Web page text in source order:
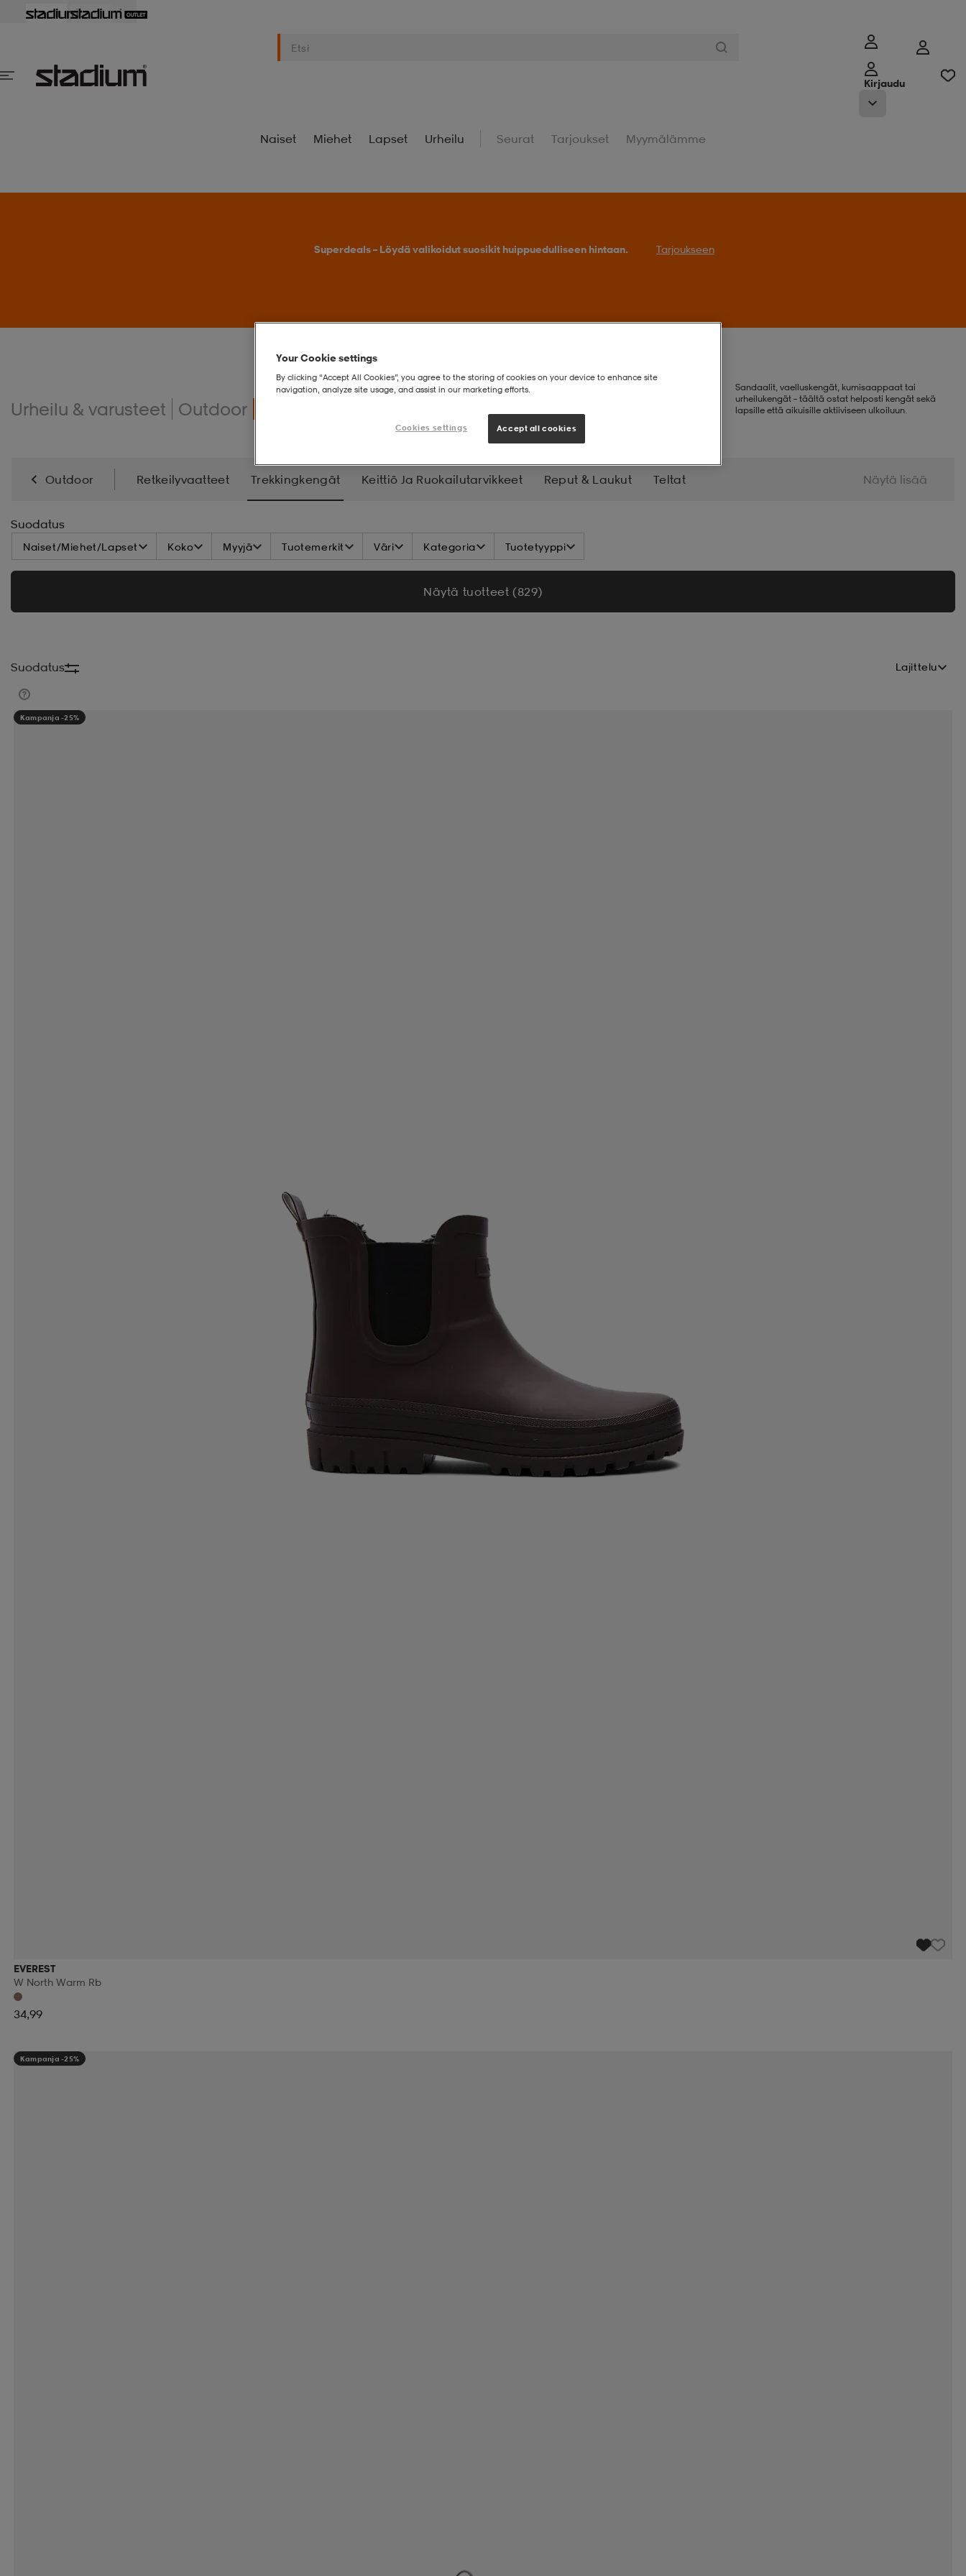
Kirjaudu
Naiset Miehet Lapset Urheilu Seurat Tarjoukset Myymälämme
Superdeals – Löydä valikoidut suosikit huippuedulliseen hintaan. Tarjoukseen
Urheilu & varusteet Outdoor
Sandaalit, vaelluskengät, kumisaappaat tai
urheilukengät – täältä ostat helposti kengät sekä
lapsille että aikuisille aktiiviseen ulkoiluun.
Outdoor Retkeilyvaatteet Trekkingkengät Keittiö Ja Ruokailutarvikkeet Reput & Laukut Teltat
Makuupussit & Ilmapatjat
Näytä lisää
Suodatus
Naiset/Miehet/Lapset Koko Myyjä Tuotemerkit Väri Kategoria Tuotetyyppi
Näytä tuotteet (829)
Suodatus Lajittelu
Kampanja -25%
EVEREST
W North Warm Rb
34,99
Kampanja -25%
Your Cookie settings
By clicking “Accept All Cookies”, you agree to the storing of cookies on your device to enhance site
navigation, analyze site usage, and assist in our marketing efforts.
Cookies settings Accept all cookies